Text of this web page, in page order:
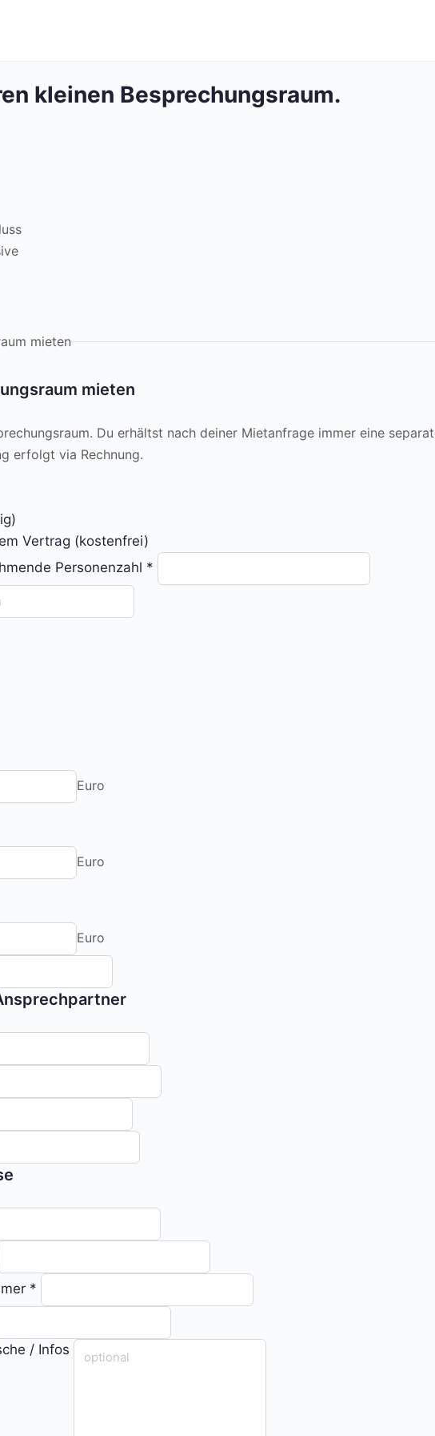
kleinen Besprechungsraum.
mieten
mieten
Du erhältst nach deiner Mietanfrage immer eine
erfolgt via Rechnung.
Vertrag (kostenfrei)
Personenzahl *
Euro
Euro
Euro
*
/ Infos